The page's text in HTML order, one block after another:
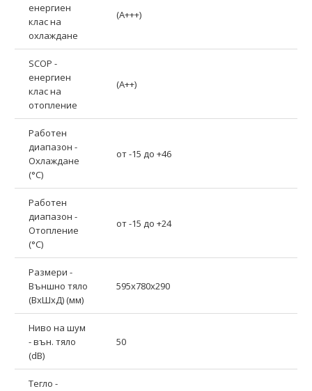
енергиен
клас на
охлаждане
(A+++)
SCOP -
енергиен
клас на
отопление
(A++)
Работен
диапазон -
Охлаждане
(°C)
от -15 до +46
Работен
диапазон -
Отопление
(°C)
от -15 до +24
Размери -
Външно тяло
(ВхШхД) (мм)
595x780x290
Ниво на шум
- вън. тяло
(dB)
50
Тегло -